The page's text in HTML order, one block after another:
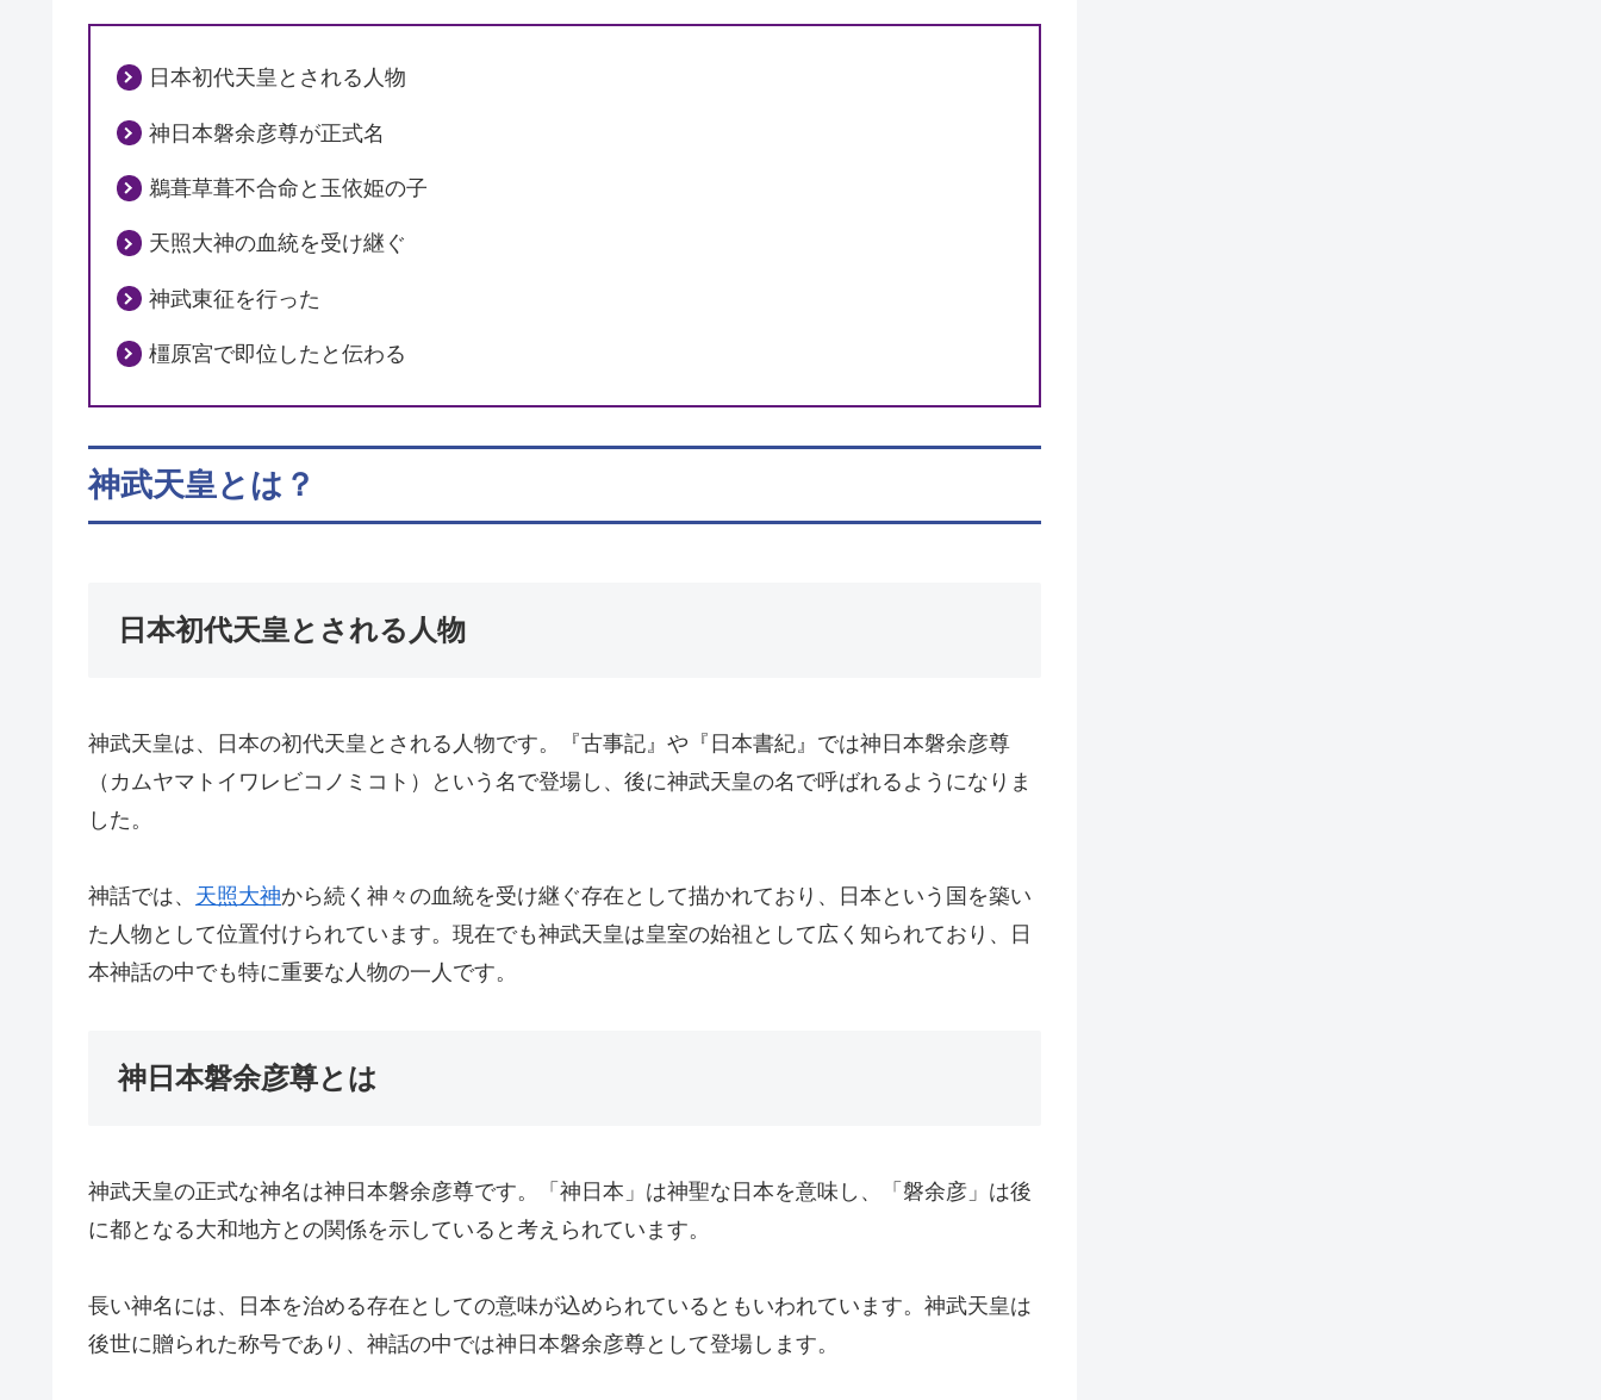
日本初代天皇とされる人物
神日本磐余彦尊が正式名
鵜葺草葺不合命と玉依姫の子
天照大神の血統を受け継ぐ
神武東征を行った
橿原宮で即位したと伝わる
神武天皇とは？
日本初代天皇とされる人物
神武天皇は、日本の初代天皇とされる人物です。『古事記』や『日本書紀』では神日本磐余彦尊
（カムヤマトイワレビコノミコト）という名で登場し、後に神武天皇の名で呼ばれるようになりま
した。
神話では、 天照大神から続く神々の血統を受け継ぐ存在として描かれており、日本という国を築い
た人物として位置付けられています。現在でも神武天皇は皇室の始祖として広く知られており、日
本神話の中でも特に重要な人物の一人です。
神日本磐余彦尊とは
神武天皇の正式な神名は神日本磐余彦尊です。「神日本」は神聖な日本を意味し、「磐余彦」は後
に都となる大和地方との関係を示していると考えられています。
長い神名には、日本を治める存在としての意味が込められているともいわれています。神武天皇は
後世に贈られた称号であり、神話の中では神日本磐余彦尊として登場します。